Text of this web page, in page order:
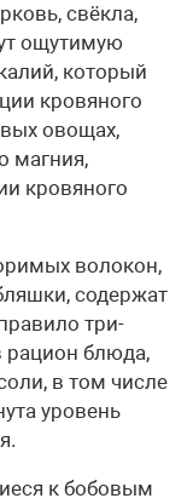
свёкла,
ощутимую
который
кровяного
овощах,
магния,
кровяного
волокон,
содержат
три-
рацион блюда,
в том числе
уровень
к бобовым